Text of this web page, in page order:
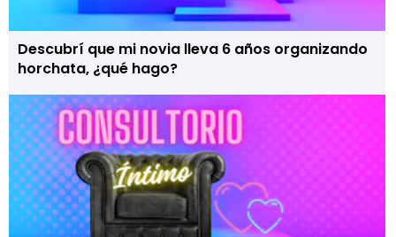
Descubrí que mi novia lleva 6 años organizando
horchata, ¿qué hago?